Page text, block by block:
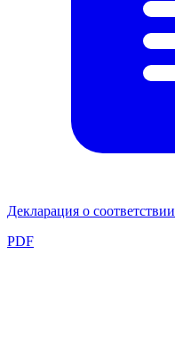
Декларация о соответствии
PDF